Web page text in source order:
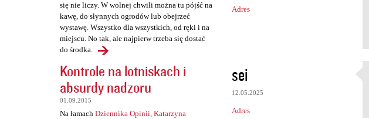
się nie liczy. W wolnej chwili można tu pójść na
kawę, do słynnych ogrodów lub obejrzeć
wystawę. Wszystko dla wszystkich, od ręki i na
miejscu. No tak, ale najpierw trzeba się dostać
do środka.
Kontrole na lotniskach i
absurdy nadzoru
01.09.2015
Na łamach Dziennika Opinii, Katarzyna
Adres
sei
12.05.2025
Adres